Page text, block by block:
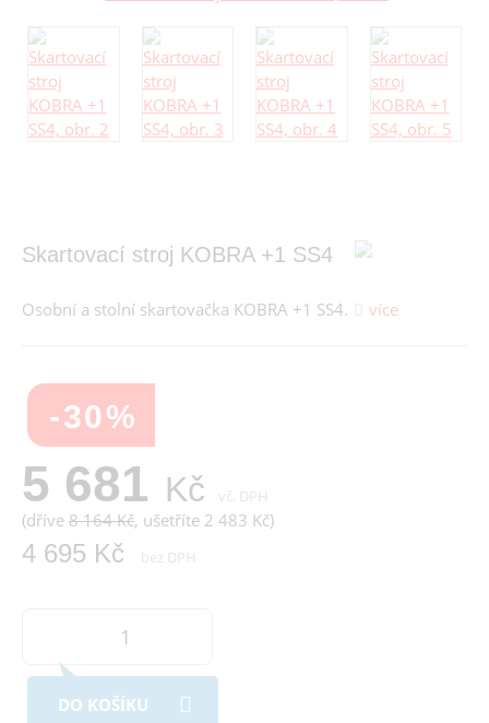
Skartovací stroj KOBRA +1 SS4
Osobní a stolní skartovačka KOBRA +1 SS4. více
-30%
5 681 Kč vč. DPH
(dříve 8 164 Kč, ušetříte 2 483 Kč)
4 695 Kč bez DPH
DO KOŠÍKU